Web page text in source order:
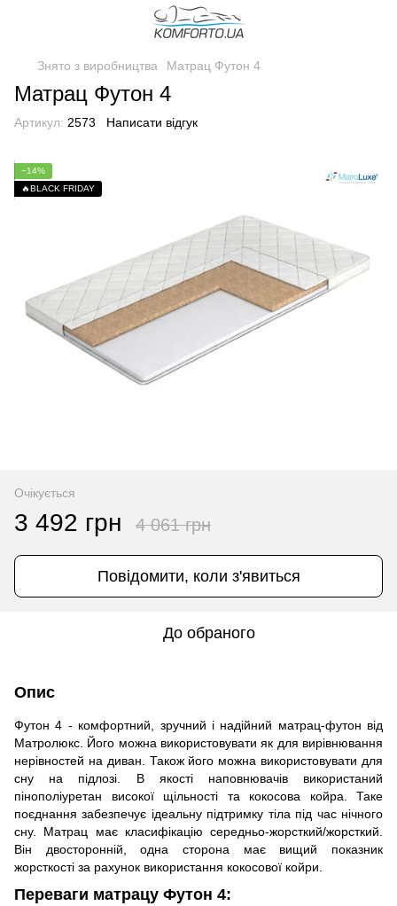
Знято з виробництва Матрац Футон 4
Матрац Футон 4
Артикул: 2573 Написати відгук
−14%
🔥BLACK FRIDAY
Очікується
3 492 грн 4 061 грн
Повідомити, коли з'явиться
До обраного
Опис
Футон 4 - комфортний, зручний і надійний матрац-футон від
Матролюкс. Його можна використовувати як для вирівнювання
нерівностей на диван. Також його можна використовувати для
сну на підлозі. В якості наповнювачів використаний
пінополіуретан високої щільності та кокосова койра. Таке
поєднання забезпечує ідеальну підтримку тіла під час нічного
сну. Матрац має класифікацію середньо-жорсткий/жорсткий.
Він двосторонній, одна сторона має вищий показник
жорсткості за рахунок використання кокосової койри.
Переваги матрацу Футон 4: